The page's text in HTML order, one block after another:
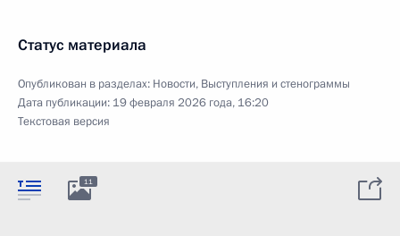
Статус материала
Опубликован в разделах: Новости, Выступления и стенограммы
Дата публикации: 19 февраля 2026 года, 16:20
Текстовая версия
11